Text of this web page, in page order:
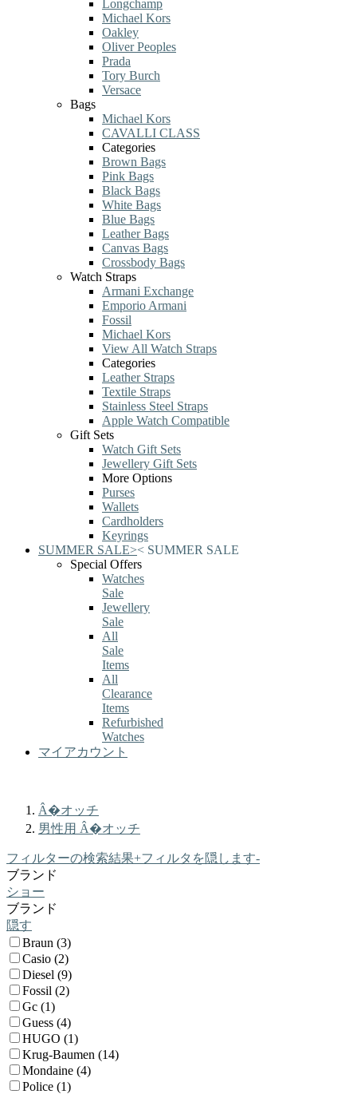
Longchamp
Michael Kors
Oakley
Oliver Peoples
Prada
Tory Burch
Versace
Bags
Michael Kors
CAVALLI CLASS
Categories
Brown Bags
Pink Bags
Black Bags
White Bags
Blue Bags
Leather Bags
Canvas Bags
Crossbody Bags
Watch Straps
Armani Exchange
Emporio Armani
Fossil
Michael Kors
View All Watch Straps
Categories
Leather Straps
Textile Straps
Stainless Steel Straps
Apple Watch Compatible
Gift Sets
Watch Gift Sets
Jewellery Gift Sets
More Options
Purses
Wallets
Cardholders
Keyrings
SUMMER SALE>< SUMMER SALE
Special Offers
Watches
Sale
Jewellery
Sale
All
Sale
Items
All
Clearance
Items
Refurbished
Watches
マイアカウント
Â�オッチ
男性用 Â�オッチ
フィルターの検索結果+フィルタを隠します-
ブランド
ショー
ブランド
隠す
Braun (3)
Casio (2)
Diesel (9)
Fossil (2)
Gc (1)
Guess (4)
HUGO (1)
Krug-Baumen (14)
Mondaine (4)
Police (1)